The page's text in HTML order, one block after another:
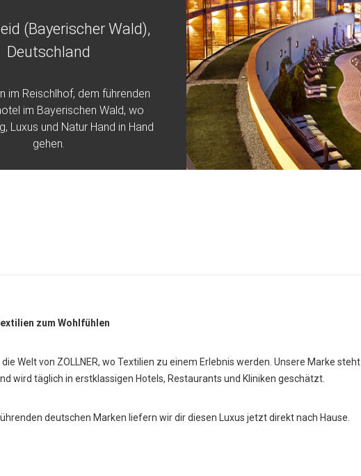
(Bayerischer Wald),
Deutschland
im Reischlhof, dem führenden
im Bayerischen Wald, wo
Luxus und Natur Hand in Hand
gehen.
zum Wohlfühlen
Welt von ZOLLNER, wo Textilien zu einem Erlebnis werden. Unsere Marke steht
wird täglich in erstklassigen Hotels, Restaurants und Kliniken geschätzt.
deutschen Marken liefern wir dir diesen Luxus jetzt direkt nach Hause.